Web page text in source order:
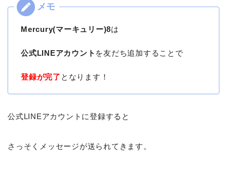
Mercury(マーキュリー)8は
公式LINEアカウント を友だち追加することで
登録が完了 となります！
公式LINEアカウントに登録すると
さっそくメッセージが送られてきます。